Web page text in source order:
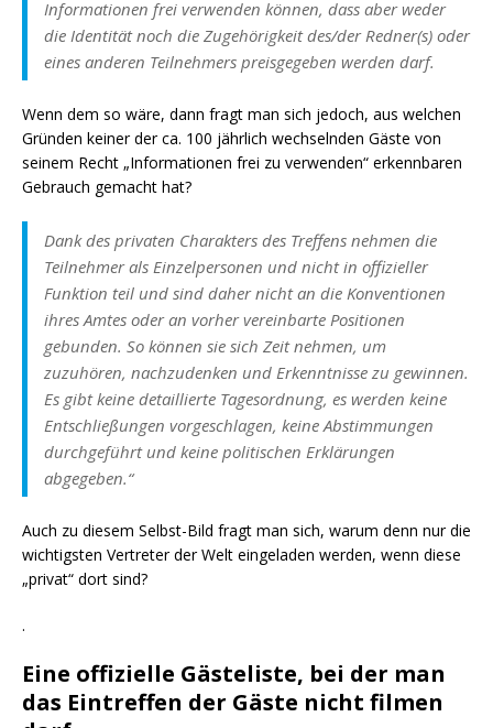
Informationen frei verwenden können, dass aber weder
die Identität noch die Zugehörigkeit des/der Redner(s) oder
eines anderen Teilnehmers preisgegeben werden darf.
Wenn dem so wäre, dann fragt man sich jedoch, aus welchen
Gründen keiner der ca. 100 jährlich wechselnden Gäste von
seinem Recht „Informationen frei zu verwenden“ erkennbaren
Gebrauch gemacht hat?
Dank des privaten Charakters des Treffens nehmen die
Teilnehmer als Einzelpersonen und nicht in offizieller
Funktion teil und sind daher nicht an die Konventionen
ihres Amtes oder an vorher vereinbarte Positionen
gebunden. So können sie sich Zeit nehmen, um
zuzuhören, nachzudenken und Erkenntnisse zu gewinnen.
Es gibt keine detaillierte Tagesordnung, es werden keine
Entschließungen vorgeschlagen, keine Abstimmungen
durchgeführt und keine politischen Erklärungen
abgegeben.“
Auch zu diesem Selbst-Bild fragt man sich, warum denn nur die
wichtigsten Vertreter der Welt eingeladen werden, wenn diese
„privat“ dort sind?
.
Eine offizielle Gästeliste, bei der man
das Eintreffen der Gäste nicht filmen